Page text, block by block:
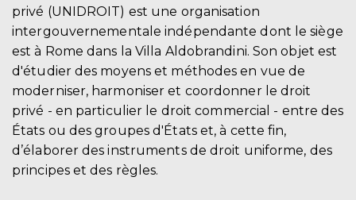
privé (UNIDROIT) est une organisation
intergouvernementale indépendante dont le siège
est à Rome dans la Villa Aldobrandini. Son objet est
d'étudier des moyens et méthodes en vue de
moderniser, harmoniser et coordonner le droit
privé - en particulier le droit commercial - entre des
États ou des groupes d'États et, à cette fin,
d’élaborer des instruments de droit uniforme, des
principes et des règles.